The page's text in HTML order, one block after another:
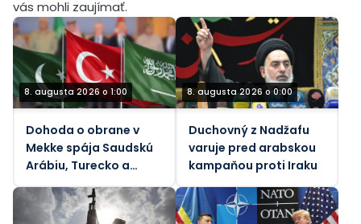
vás mohli zaujímať.
8. augusta 2026 o 1:00
Dohoda o obrane v
Mekke spája Saudskú
Arábiu, Turecko a
8. augusta 2026 o 0:00
Duchovný z Nadžafu
varuje pred arabskou
kampaňou proti Iraku